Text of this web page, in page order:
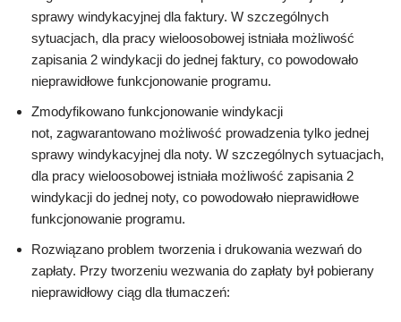
sprawy windykacyjnej dla faktury. W szczególnych
sytuacjach, dla pracy wieloosobowej istniała możliwość
zapisania 2 windykacji do jednej faktury, co powodowało
nieprawidłowe funkcjonowanie programu.
Zmodyfikowano funkcjonowanie windykacji
not, zagwarantowano możliwość prowadzenia tylko jednej
sprawy windykacyjnej dla noty. W szczególnych sytuacjach,
dla pracy wieloosobowej istniała możliwość zapisania 2
windykacji do jednej noty, co powodowało nieprawidłowe
funkcjonowanie programu.
Rozwiązano problem tworzenia i drukowania wezwań do
zapłaty. Przy tworzeniu wezwania do zapłaty był pobierany
nieprawidłowy ciąg dla tłumaczeń: